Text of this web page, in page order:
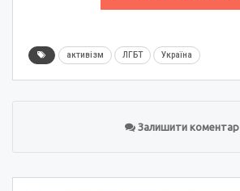
активізм ЛГБТ Україна
Залишити коментар